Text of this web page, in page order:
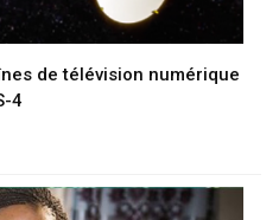
de télévision numérique
4